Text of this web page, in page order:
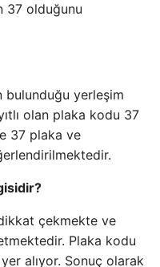
37 olduğunu
bulunduğu yerleşim
olan plaka kodu 37
37 plaka ve
çekmekte ve
Plaka kodu
alıyor. Sonuç olarak